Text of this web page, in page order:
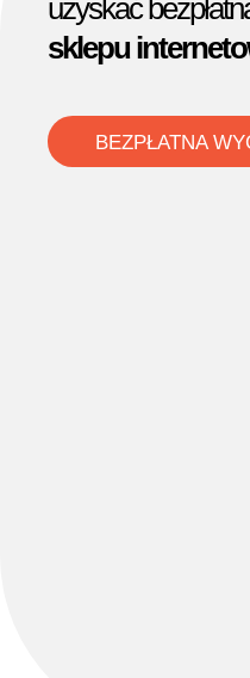
uzyskać
sklepu
BEZPŁATNA